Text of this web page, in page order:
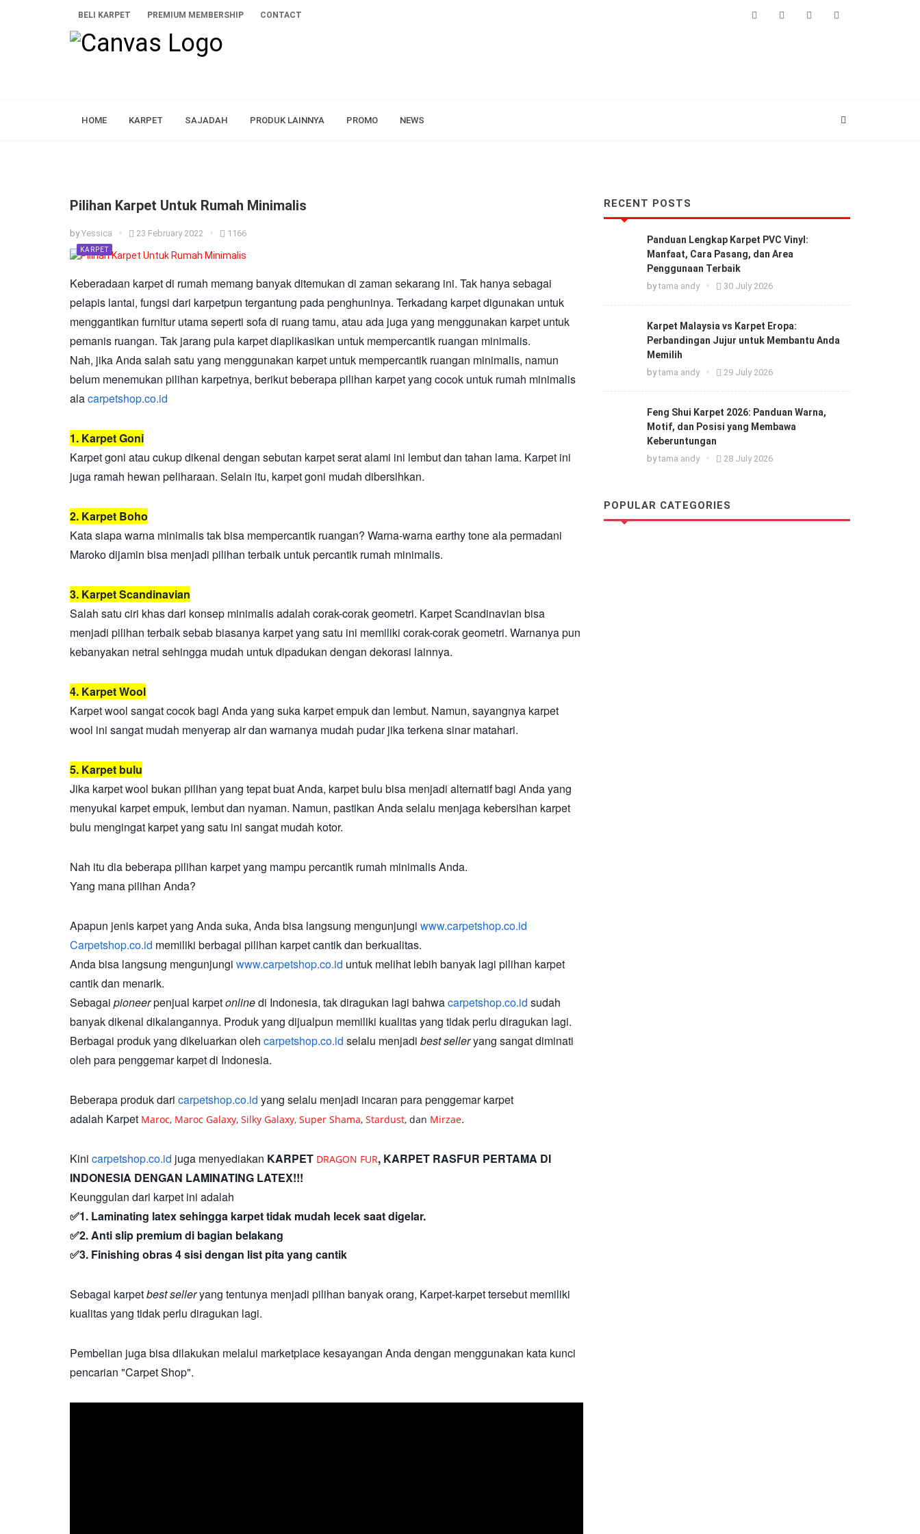
BELI KARPET PREMIUM MEMBERSHIP CONTACT
HOME KARPET SAJADAH PRODUK LAINNYA PROMO NEWS
Pilihan Karpet Untuk Rumah Minimalis
by Yessica 23 February 2022 1166
KARPET
Keberadaan karpet di rumah memang banyak ditemukan di zaman sekarang ini. Tak hanya sebagai
pelapis lantai, fungsi dari karpetpun tergantung pada penghuninya. Terkadang karpet digunakan untuk
menggantikan furnitur utama seperti sofa di ruang tamu, atau ada juga yang menggunakan karpet untuk
pemanis ruangan. Tak jarang pula karpet diaplikasikan untuk mempercantik ruangan minimalis.
Nah, jika Anda salah satu yang menggunakan karpet untuk mempercantik ruangan minimalis, namun
belum menemukan pilihan karpetnya, berikut beberapa pilihan karpet yang cocok untuk rumah minimalis
alacarpetshop.co.id
1. Karpet Goni
Karpet goni atau cukup dikenal dengan sebutan karpet serat alami ini lembut dan tahan lama. Karpet ini
juga ramah hewan peliharaan. Selain itu, karpet goni mudah dibersihkan.
2. Karpet Boho
Kata siapa warna minimalis tak bisa mempercantik ruangan? Warna-warna earthy tone ala permadani
Maroko dijamin bisa menjadi pilihan terbaik untuk percantik rumah minimalis.
3. Karpet Scandinavian
Salah satu ciri khas dari konsep minimalis adalah corak-corak geometri. Karpet Scandinavian bisa
menjadi pilihan terbaik sebab biasanya karpet yang satu ini memiliki corak-corak geometri. Warnanya pun
kebanyakan netral sehingga mudah untuk dipadukan dengan dekorasi lainnya.
4. Karpet Wool
Karpet wool sangat cocok bagi Anda yang suka karpet empuk dan lembut. Namun, sayangnya karpet
wool ini sangat mudah menyerap air dan warnanya mudah pudar jika terkena sinar matahari.
5. Karpet bulu
Jika karpet wool bukan pilihan yang tepat buat Anda, karpet bulu bisa menjadi alternatif bagi Anda yang
menyukai karpet empuk, lembut dan nyaman. Namun, pastikan Anda selalu menjaga kebersihan karpet
bulu mengingat karpet yang satu ini sangat mudah kotor.
Nah itu dia beberapa pilihan karpet yang mampu percantik rumah minimalis Anda.
Yang mana pilihan Anda?
Apapun jenis karpet yang Anda suka, Anda bisa langsung mengunjungi www.carpetshop.co.id
Carpetshop.co.id memiliki berbagai pilihan karpet cantik dan berkualitas.
Anda bisa langsung mengunjungi www.carpetshop.co.id untuk melihat lebih banyak lagi pilihan karpet
cantik dan menarik.
Sebagai pioneerpenjual karpetonlinedi Indonesia, tak diragukan lagi bahwacarpetshop.co.id sudah
banyak dikenal dikalangannya. Produk yang dijualpun memiliki kualitas yang tidak perlu diragukan lagi.
Berbagai produk yang dikeluarkan oleh carpetshop.co.id selalu menjadi best selleryang sangat diminati
oleh para penggemar karpet di Indonesia.
Beberapa produk dari carpetshop.co.id yang selalu menjadi incaran para penggemar karpet
adalah Karpet Maroc, Maroc Galaxy, Silky Galaxy, Super Shama, Stardust, dan Mirzae.
Kini carpetshop.co.id juga menyediakan KARPET DRAGON FUR, KARPET RASFUR PERTAMA DI
INDONESIA DENGAN LAMINATING LATEX!!!
Keunggulan dari karpet ini adalah
✅1. Laminating latex sehingga karpet tidak mudah lecek saat digelar.
✅2. Anti slip premium di bagian belakang
✅3. Finishing obras 4 sisi dengan list pita yang cantik
Sebagai karpetbest selleryang tentunya menjadi pilihan banyak orang, Karpet-karpet tersebut memiliki
kualitas yang tidak perlu diragukan lagi.
Pembelian juga bisa dilakukan melalui marketplace kesayangan Anda dengan menggunakan kata kunci
pencarian "Carpet Shop".
RECENT POSTS
Panduan Lengkap Karpet PVC Vinyl:
Manfaat, Cara Pasang, dan Area
Penggunaan Terbaik
by tama andy 30 July 2026
Karpet Malaysia vs Karpet Eropa:
Perbandingan Jujur untuk Membantu Anda
Memilih
by tama andy 29 July 2026
Feng Shui Karpet 2026: Panduan Warna,
Motif, dan Posisi yang Membawa
Keberuntungan
by tama andy 28 July 2026
POPULAR CATEGORIES